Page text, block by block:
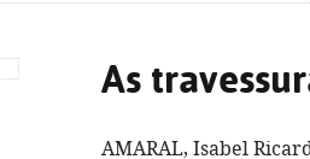
As
AMARAL, Isabel